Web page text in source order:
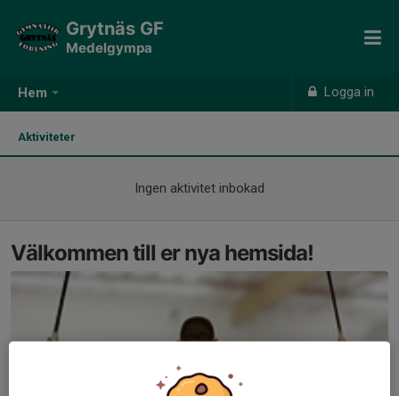
Hem Logga in
Grytnäs GF
Medelgympa
Aktiviteter
Ingen aktivitet inbokad
Välkommen till er nya hemsida!